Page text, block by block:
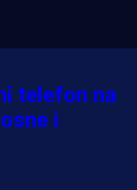
telefon na
i